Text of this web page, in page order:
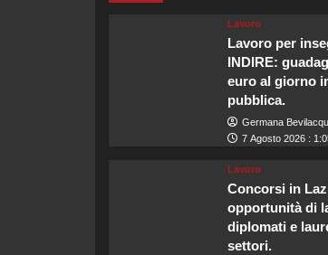
Lavoro
Lavoro per
INDIRE:
euro al giorno
pubblica.
Germana
7 Agosto 2026 :
Lavoro
Concorsi in
opportunità di
diplomati e
settori.